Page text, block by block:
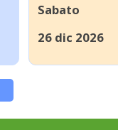
Sabato
26 dic 2026